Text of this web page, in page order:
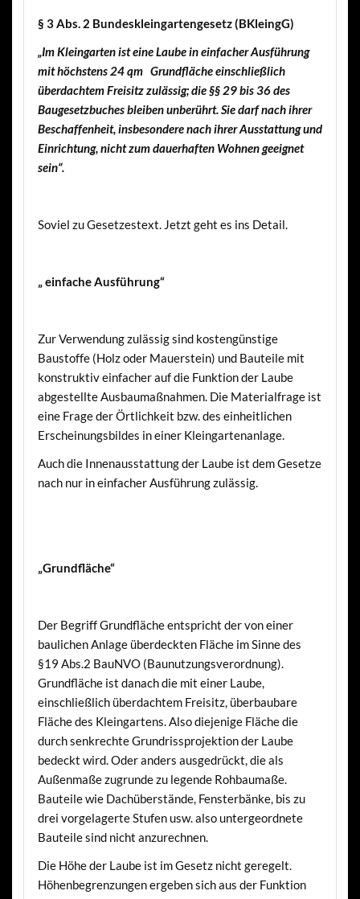
§ 3 Abs. 2 Bundeskleingartengesetz (BKleingG)
„Im Kleingarten ist eine Laube in einfacher Ausführung
mit höchstens 24 qm Grundfläche einschließlich
überdachtem Freisitz zulässig; die §§ 29 bis 36 des
Baugesetzbuches bleiben unberührt. Sie darf nach ihrer
Beschaffenheit, insbesondere nach ihrer Ausstattung und
Einrichtung, nicht zum dauerhaften Wohnen geeignet
sein“.
Soviel zu Gesetzestext. Jetzt geht es ins Detail.
„ einfache Ausführung“
Zur Verwendung zulässig sind kostengünstige
Baustoffe (Holz oder Mauerstein) und Bauteile mit
konstruktiv einfacher auf die Funktion der Laube
abgestellte Ausbaumaßnahmen. Die Materialfrage ist
eine Frage der Örtlichkeit bzw. des einheitlichen
Erscheinungsbildes in einer Kleingartenanlage.
Auch die Innenausstattung der Laube ist dem Gesetze
nach nur in einfacher Ausführung zulässig.
„Grundfläche“
Der Begriff Grundfläche entspricht der von einer
baulichen Anlage überdeckten Fläche im Sinne des
§19 Abs.2 BauNVO (Baunutzungsverordnung).
Grundfläche ist danach die mit einer Laube,
einschließlich überdachtem Freisitz, überbaubare
Fläche des Kleingartens. Also diejenige Fläche die
durch senkrechte Grundrissprojektion der Laube
bedeckt wird. Oder anders ausgedrückt, die als
Außenmaße zugrunde zu legende Rohbaumaße.
Bauteile wie Dachüberstände, Fensterbänke, bis zu
drei vorgelagerte Stufen usw. also untergeordnete
Bauteile sind nicht anzurechnen.
Die Höhe der Laube ist im Gesetz nicht geregelt.
Höhenbegrenzungen ergeben sich aus der Funktion